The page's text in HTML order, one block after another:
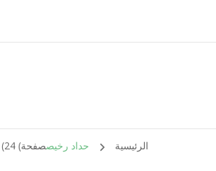
الرئيسية حداد رخيصصفحة) 24)